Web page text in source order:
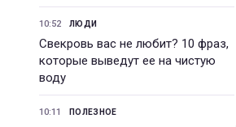
10:52 ЛЮДИ
Свекровь вас не любит? 10 фраз,
которые выведут ее на чистую
воду
10:11 ПОЛЕЗНОЕ